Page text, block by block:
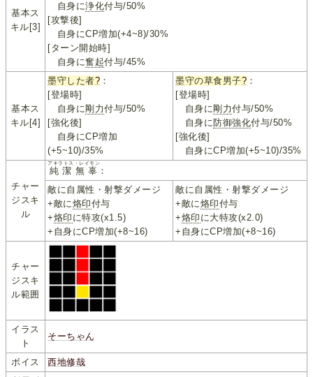
基本ス
キル[3]
自身に浄化付与/50%
[攻撃後]
自身にCP増加(+4~8)/30%
[ターン開始時]
自身に奮起付与/45%
基本ス
キル[4]
墨守した者? ：
[登場時]
自身に剛力付与/50%
[強化後]
自身にCP増加
(+5~10)/35%
墨守の草食男子? ：
[登場時]
自身に剛力付与/50%
自身に防御強化付与/50%
[強化後]
自身にCP増加(+5~10)/35%
チャー
ジスキ
ル
純潔無辜
アキラトス・レイモン
：
敵に自属性・射撃ダメージ
+敵に烙印付与
+烙印 に特攻(x1.5)
+自身にCP増加(+8~16)
敵に自属性・射撃ダメージ
+敵に烙印付与
+烙印 に大特攻(x2.0)
+自身にCP増加(+8~16)
チャー
ジスキ
ル範囲
イラス
ト
そーちゃん
ボイス
西地修哉